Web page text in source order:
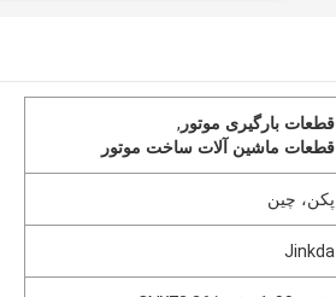
قطعات بارگیری موتور ,
قطعات ماشین آلات ساخت موتور
پکن، چین
Jinkda